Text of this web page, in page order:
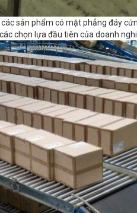
sản phẩm có mặt phẳng đáy
chọn lựa đầu tiên của doanh